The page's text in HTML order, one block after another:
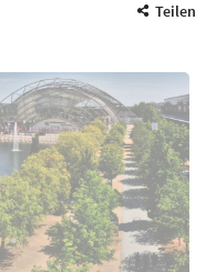
Teilen